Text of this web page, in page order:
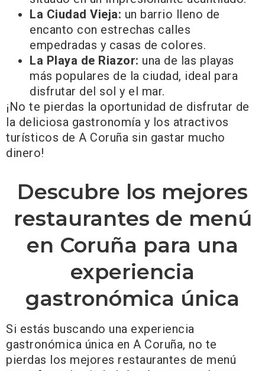
La Ciudad Vieja: un barrio lleno de
encanto con estrechas calles
empedradas y casas de colores.
La Playa de Riazor: una de las playas
más populares de la ciudad, ideal para
disfrutar del sol y el mar.
¡No te pierdas la oportunidad de disfrutar de
la deliciosa gastronomía y los atractivos
turísticos de A Coruña sin gastar mucho
dinero!
Descubre los mejores
restaurantes de menú
en Coruña para una
experiencia
gastronómica única
Si estás buscando una experiencia
gastronómica única en A Coruña, no te
pierdas los mejores restaurantes de menú